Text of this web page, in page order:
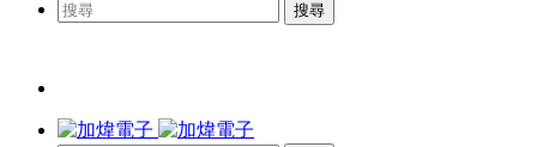
搜尋